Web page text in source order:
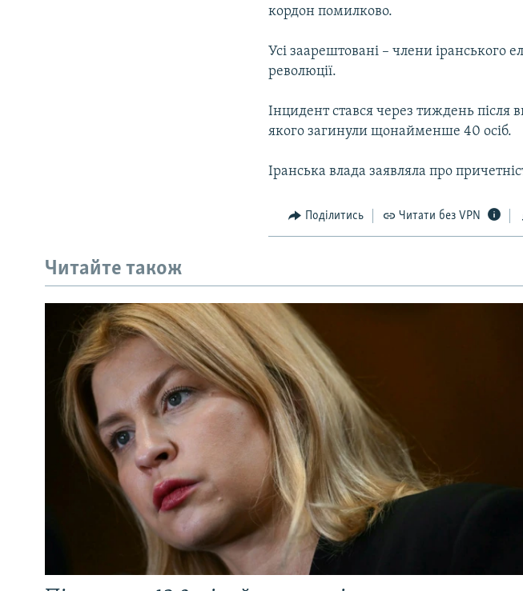
кордон помилково.
Усі заарештовані – члени іранського
революції.
Інцидент стався через тиждень після
якого загинули щонайменше 40 осіб.
Іранська влада заявляла про
Поділитись Читати без VPN
Читайте також